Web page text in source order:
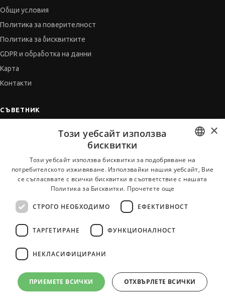
Общи условия
Политика за поверителност
Политика за бисквитките
GDPR и обработка на данни
Карта
Контакти
СЪВЕТНИК
Когато получим оферта
Vihra AI
За новодошли
Всички услуги на JobTiger
BULGARIAN
ENGLISH
×
Този уебсайт използва
бисквитки
Този уебсайт използва бисквитки за подобряване на
потребителското изживяване. Използвайки нашия уебсайт, Вие
се съгласявате с всички бисквитки в съответствие с нашата
Политика за Бисквитки. Прочетете още
СТРОГО НЕОБХОДИМО ЕФЕКТИВНОСТ
ТАРГЕТИРАНЕ ФУНКЦИОНАЛНОСТ
НЕКЛАСИФИЦИРАНИ
ПРИЕМЕТЕ ВСИЧКИ ОТХВЪРЛЕТЕ ВСИЧКИ